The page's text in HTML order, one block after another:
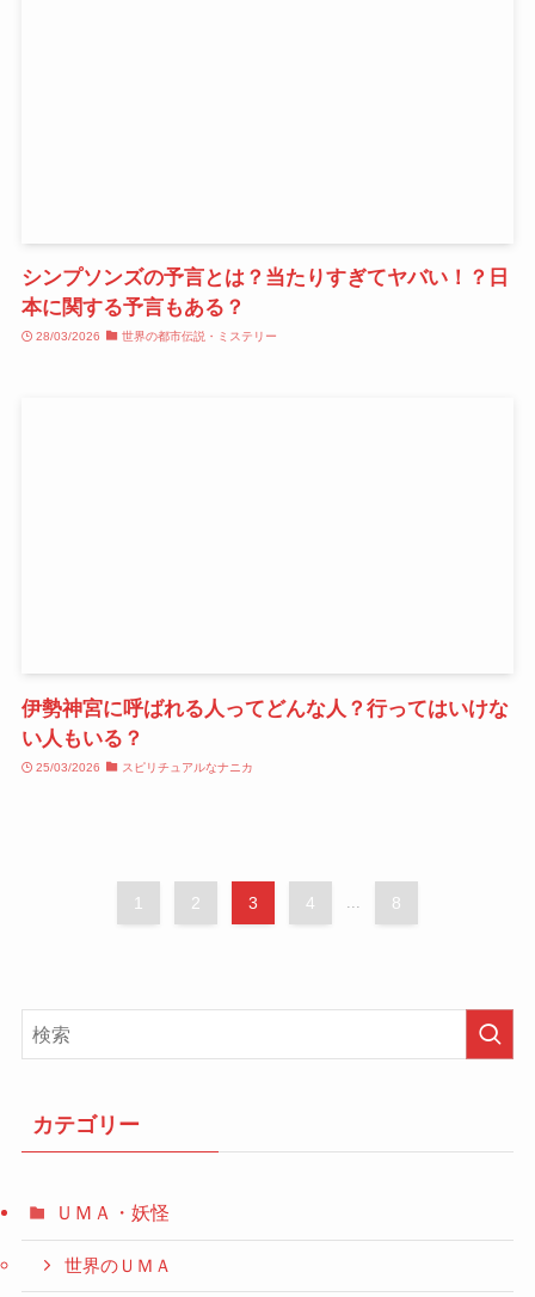
シンプソンズの予言とは？当たりすぎてヤバい！？日
本に関する予言もある？
28/03/2026 世界の都市伝説・ミステリー
伊勢神宮に呼ばれる人ってどんな人？行ってはいけな
い人もいる？
25/03/2026 スピリチュアルなナニカ
1 2 3 4 ... 8
カテゴリー
ＵＭＡ・妖怪
世界のＵＭＡ